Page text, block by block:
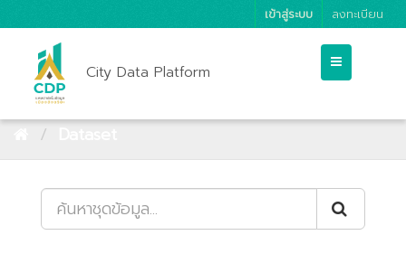
เข้าสู่ระบบ ลงทะเบียน
City Data Platform